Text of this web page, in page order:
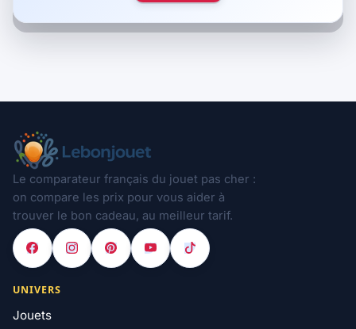
Le comparateur français du jouet pas cher :
on compare les prix pour vous aider à
trouver le bon cadeau, au meilleur tarif.
UNIVERS
Jouets